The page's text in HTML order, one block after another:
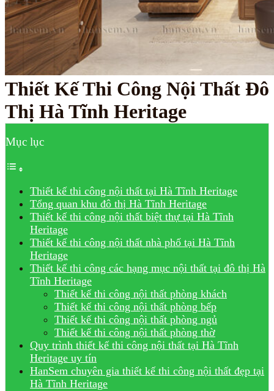
Thiết Kế Thi Công Nội Thất Đô
Thị Hà Tĩnh Heritage
Mục lục
Thiết kế thi công nội thất tại Hà Tĩnh Heritage
Tổng quan khu đô thị Hà Tĩnh Heritage
Thiết kế thi công nội thất biệt thự tại Hà Tĩnh
Heritage
Thiết kế thi công nội thất nhà phố tại Hà Tĩnh
Heritage
Thiết kế thi công các hạng mục nội thất tại đô thị Hà
Tĩnh Heritage
Thiết kế thi công nội thất phòng khách
Thiết kế thi công nội thất phòng bếp
Thiết kế thi công nội thất phòng ngủ
Thiết kế thi công nội thất phòng thờ
Quy trình thiết kế thi công nội thất tại Hà Tĩnh
Heritage uy tín
HanSem chuyên gia thiết kế thi công nội thất đẹp tại
Hà Tĩnh Heritage